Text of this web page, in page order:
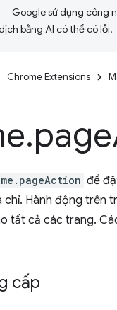
Google sử dụng công
bằng AI có thể có lỗi.
Chrome Extensions
.page
để
chỉ. Hành động trên
tất cả các trang.
cấp